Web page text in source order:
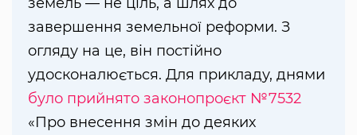
завершення земельної реформи. З
огляду на це, він постійно
удосконалюється. Для прикладу, днями
було прийнято законопроєкт №7532
«Про внесення змін до деяких